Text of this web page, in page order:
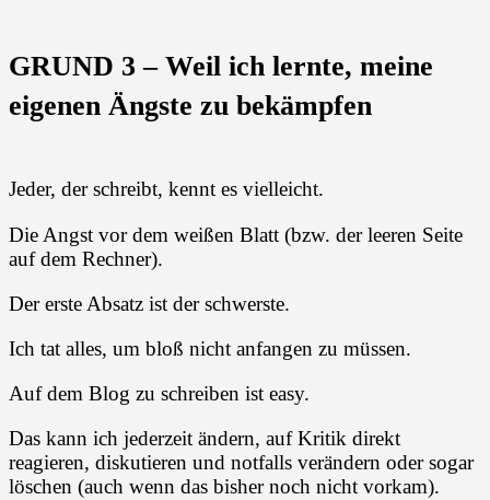
GRUND 3 – Weil ich lernte, meine
eigenen Ängste zu bekämpfen
Jeder, der schreibt, kennt es vielleicht.
Die Angst vor dem weißen Blatt (bzw. der leeren Seite
auf dem Rechner).
Der erste Absatz ist der schwerste.
Ich tat alles, um bloß nicht anfangen zu müssen.
Auf dem Blog zu schreiben ist easy.
Das kann ich jederzeit ändern, auf Kritik direkt
reagieren, diskutieren und notfalls verändern oder sogar
löschen (auch wenn das bisher noch nicht vorkam).